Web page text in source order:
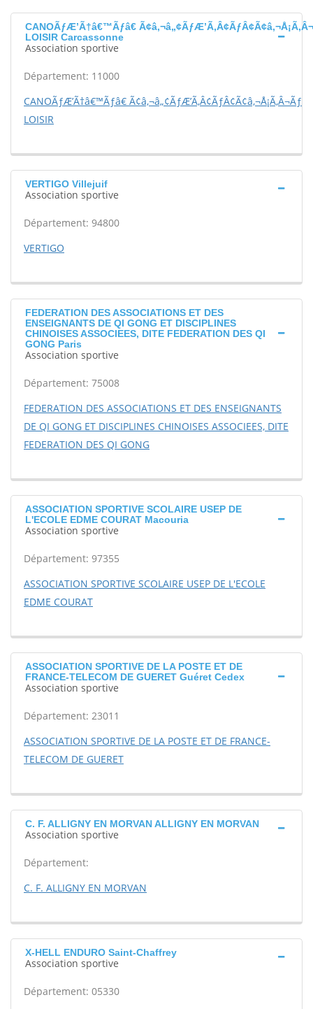
CANOÃƒÆ’Ã†â€™Ãƒâ€
LOISIR Carcassonne
Association sportive
Département: 11000
CANOÃƒÆ’Ã†â€™Ãƒâ€
LOISIR
VERTIGO Villejuif
Association sportive
Département: 94800
VERTIGO
FEDERATION DES ASSOCIATIONS ET DES
ENSEIGNANTS DE QI GONG ET DISCIPLINES
CHINOISES ASSOCIEES, DITE FEDERATION DES QI
GONG Paris
Association sportive
Département: 75008
FEDERATION DES ASSOCIATIONS ET DES ENSEIGNANTS
DE QI GONG ET DISCIPLINES CHINOISES ASSOCIEES, DITE
FEDERATION DES QI GONG
ASSOCIATION SPORTIVE SCOLAIRE USEP DE
L'ECOLE EDME COURAT Macouria
Association sportive
Département: 97355
ASSOCIATION SPORTIVE SCOLAIRE USEP DE L'ECOLE
EDME COURAT
ASSOCIATION SPORTIVE DE LA POSTE ET DE
FRANCE-TELECOM DE GUERET Guéret Cedex
Association sportive
Département: 23011
ASSOCIATION SPORTIVE DE LA POSTE ET DE FRANCE-
TELECOM DE GUERET
C. F. ALLIGNY EN MORVAN ALLIGNY EN MORVAN
Association sportive
Département:
C. F. ALLIGNY EN MORVAN
X-HELL ENDURO Saint-Chaffrey
Association sportive
Département: 05330